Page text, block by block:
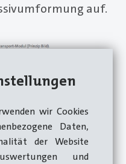
wir Cookies
Daten,
der Website
und
auf.